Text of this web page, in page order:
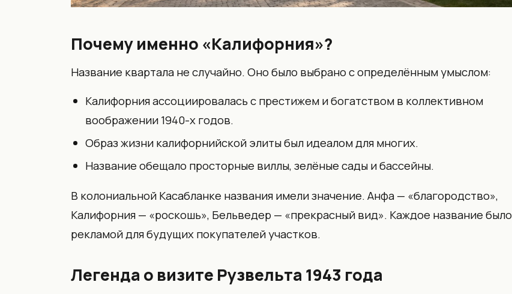
Почему именно «Калифорния»?
Название квартала не случайно. Оно было выбрано с определённым умыслом:
Калифорния ассоциировалась с престижем и богатством в коллективном
воображении 1940-х годов.
Образ жизни калифорнийской элиты был идеалом для многих.
Название обещало просторные виллы, зелёные сады и бассейны.
В колониальной Касабланке названия имели значение. Анфа — «благородство»,
Калифорния — «роскошь», Бельведер — «прекрасный вид». Каждое название было
рекламой для будущих покупателей участков.
Легенда о визите Рузвельта 1943 года